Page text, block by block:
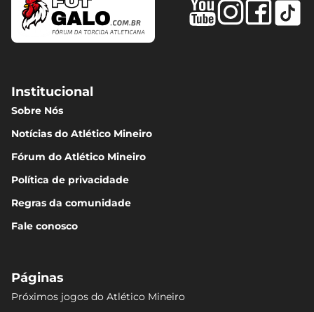
Institucional
Sobre Nós
Notícias do Atlético Mineiro
Fórum do Atlético Mineiro
Política de privacidade
Regras da comunidade
Fale conosco
Páginas
Próximos jogos do Atlético Mineiro